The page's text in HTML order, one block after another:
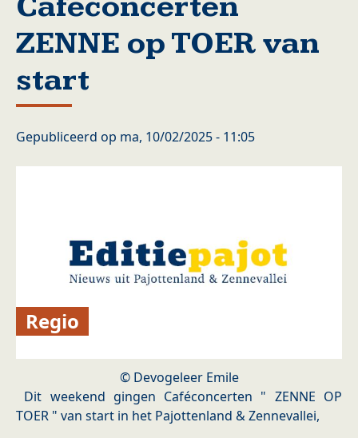
ZENNE op TOER van
start
Gepubliceerd op ma, 10/02/2025 - 11:05
Regio
© Devogeleer Emile
Dit weekend gingen Caféconcerten " ZENNE OP
TOER " van start in het Pajottenland & Zennevallei,